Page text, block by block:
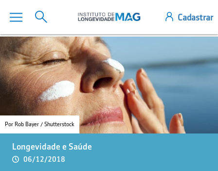
Por Rob Bayer / Shutterstock
Longevidade e Saúde
06/12/2018